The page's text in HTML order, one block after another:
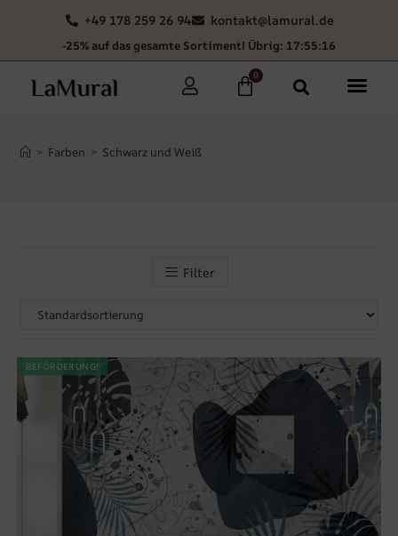
+49 178 259 26 94 kontakt@lamural.de
-25% auf das gesamte Sortiment! Übrig: 17:55:13
0
> Farben > Schwarz und Weiß
Filter
BEFÖRDERUNG!